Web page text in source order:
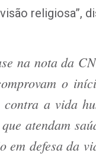
religiosa”,
na nota da
o
a vida
atendam
em defesa da